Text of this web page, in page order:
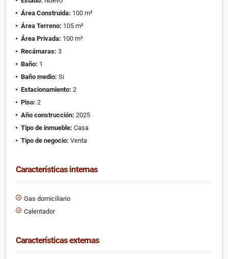
Área Construida: 100 m²
Área Terreno: 105 m²
Área Privada: 100 m²
Recámaras: 3
Baño: 1
Baño medio: Si
Estacionamiento: 2
Piso: 2
Año construcción: 2025
Tipo de inmueble: Casa
Tipo de negocio: Venta
Características internas
Gas domiciliario
Calentador
Características externas